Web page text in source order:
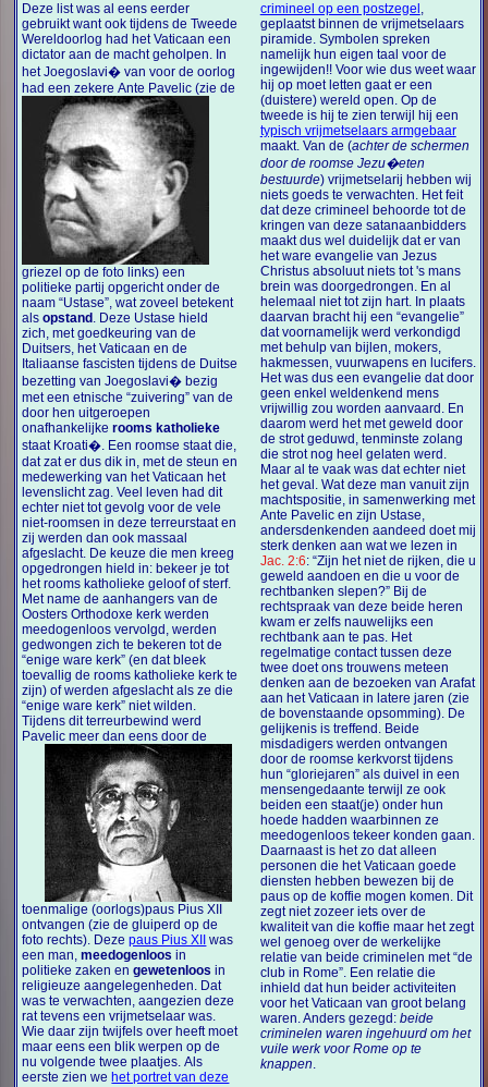
Deze list was al eens eerder
gebruikt want ook tijdens de Tweede
Wereldoorlog had het Vaticaan een
dictator aan de macht geholpen. In
het Joegoslavi� van voor de oorlog
had een zekereAnte Pavelic (zie de
griezel op de foto links) een
politieke partij opgericht onder de
naam “Ustase”, wat zoveel betekent
alsopstand . Deze Ustase hield
zich, met goedkeuring van de
Duitsers, het Vaticaan en de
Italiaanse fascisten tijdens de Duitse
bezetting van Joegoslavi� bezig
met een etnische “zuivering” van de
door hen uitgeroepen
onafhankelijkerooms katholieke
staat Kroati�. Een roomse staat die,
dat zat er dus dik in, met de steun en
medewerking van het Vaticaan het
levenslicht zag. Veel leven had dit
echter niet tot gevolg voor de vele
niet-roomsen in deze terreurstaat en
zij werden dan ook massaal
afgeslacht. De keuze die men kreeg
opgedrongen hield in: bekeer je tot
het rooms katholieke geloof of sterf.
Met name de aanhangers van de
Oosters Orthodoxe kerk werden
meedogenloos vervolgd, werden
gedwongen zich te bekeren tot de
“enige ware kerk” (en dat bleek
toevallig de rooms katholieke kerk te
zijn) of werden afgeslacht als ze die
“enige ware kerk” niet wilden.
Tijdens dit terreurbewind werd
Pavelic meer dan eens door de
toenmalige (oorlogs)paus Pius XII
ontvangen (zie de gluiperd op de
foto rechts). Dezepaus Pius XII
was
een man,meedogenloos in
politieke zaken engewetenloos in
religieuze aangelegenheden. Dat
was te verwachten, aangezien deze
rat tevens een vrijmetselaar was.
Wie daar zijn twijfels over heeft moet
maar eens een blik werpen op de
nu volgende twee plaatjes. Als
eerste zien we het portret van deze
crimineel op een postzegel ,
geplaatst binnen de vrijmetselaars
piramide. Symbolen spreken
namelijk hun eigen taal voor de
ingewijden!! Voor wie dus weet waar
hij op moet letten gaat er een
(duistere) wereld open. Op de
tweede is hij te zien terwijl hij een
typisch vrijmetselaars armgebaar
maakt. Van de (achter de schermen
door de roomse Jezu�eten
bestuurde) vrijmetselarij hebben wij
niets goeds te verwachten. Het feit
dat deze crimineel behoorde tot de
kringen van deze satanaanbidders
maakt dus wel duidelijk dat er van
het ware evangelie van Jezus
Christus absoluut niets tot 's mans
brein was doorgedrongen. En al
helemaal niet tot zijn hart. In plaats
daarvan bracht hij een “evangelie”
dat voornamelijk werd verkondigd
met behulp van bijlen, mokers,
hakmessen, vuurwapens en lucifers.
Het was dus een evangelie dat door
geen enkel weldenkend mens
vrijwillig zou worden aanvaard. En
daarom werd het met geweld door
de strot geduwd, tenminste zolang
die strot nog heel gelaten werd.
Maar al te vaak was dat echter niet
het geval. Wat deze man vanuit zijn
machtspositie, in samenwerking met
Ante Pavelic en zijn Ustase,
andersdenkenden aandeed doet mij
sterk denken aan wat we lezen in
Jac. 2:6: “Zijn het niet de rijken, die u
geweld aandoen en die u voor de
rechtbanken slepen?” Bij de
rechtspraak van deze beide heren
kwam er zelfs nauwelijks een
rechtbank aan te pas. Het
regelmatige contact tussen deze
twee doet ons trouwens meteen
denken aan de bezoeken van Arafat
aan het Vaticaan in latere jaren (zie
de bovenstaande opsomming). De
gelijkenis is treffend. Beide
misdadigers werden ontvangen
door de roomse kerkvorst tijdens
hun “gloriejaren” als duivel in een
mensengedaante terwijl ze ook
beiden een staat(je) onder hun
hoede hadden waarbinnen ze
meedogenloos tekeer konden gaan.
Daarnaast is het zo dat alleen
personen die het Vaticaan goede
diensten hebben bewezen bij de
paus op de koffie mogen komen. Dit
zegt niet zozeer iets over de
kwaliteit van die koffie maar het zegt
wel genoeg over de werkelijke
relatie van beide criminelen met “de
club in Rome”. Een relatie die
inhield dat hun beider activiteiten
voor het Vaticaan van groot belang
waren. Anders gezegd: beide
criminelen waren ingehuurd om het
vuile werk voor Rome op te
knappen.